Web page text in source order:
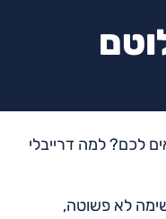
לכם? למה דרייבלי
לא פשוטה,